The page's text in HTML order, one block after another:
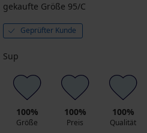
gekaufte Größe 95/C
Geprüfter Kunde
Sup
100%
Größe
100%
Preis
100%
Qualität